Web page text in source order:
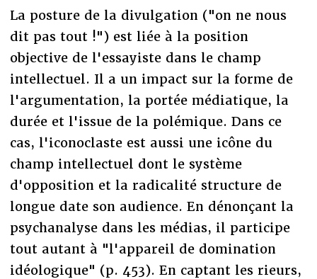
La posture de la divulgation ("on ne nous
dit pas tout !") est liée à la position
objective de l'essayiste dans le champ
intellectuel. Il a un impact sur la forme de
l'argumentation, la portée médiatique, la
durée et l'issue de la polémique. Dans ce
cas, l'iconoclaste est aussi une icône du
champ intellectuel dont le système
d'opposition et la radicalité structure de
longue date son audience. En dénonçant la
psychanalyse dans les médias, il participe
tout autant à "l'appareil de domination
idéologique" (p. 453). En captant les rieurs,